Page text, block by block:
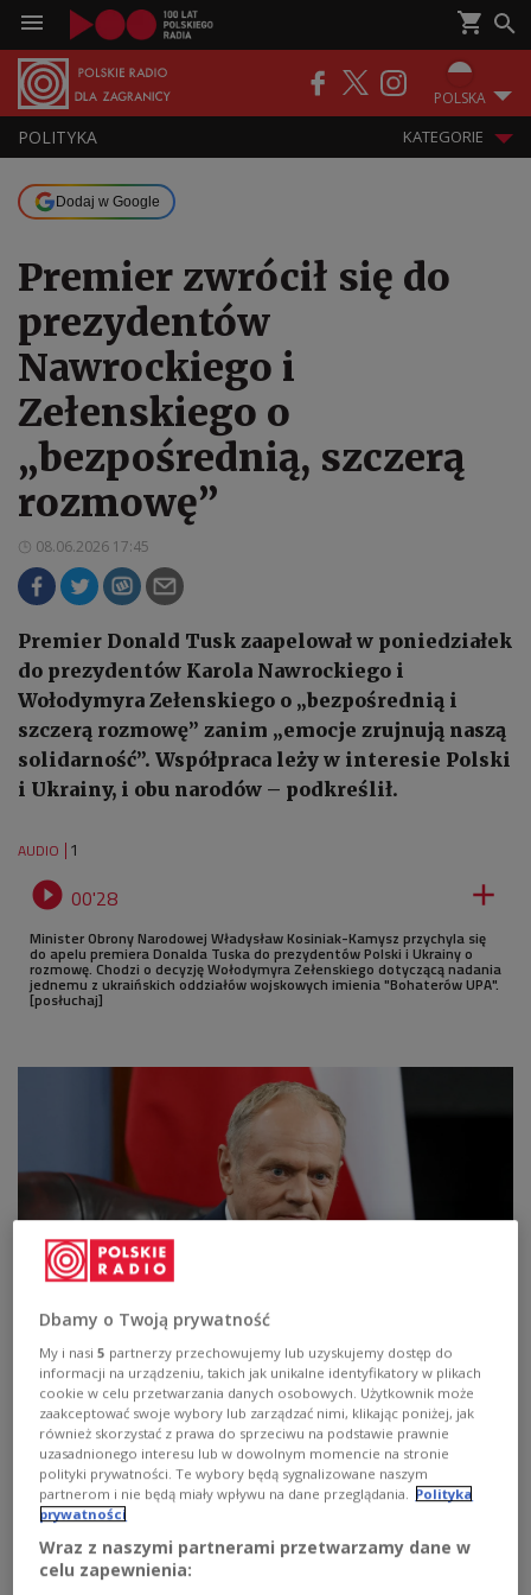
POLSKA
POLITYKA KATEGORIE
Dodaj w Google
Premier zwrócił się do
prezydentów
Nawrockiego i
Zełenskiego o
„bezpośrednią, szczerą
rozmowę”
08.06.2026 17:45
Premier Donald Tusk zaapelował w poniedziałek
do prezydentów Karola Nawrockiego i
Wołodymyra Zełenskiego o „bezpośrednią i
szczerą rozmowę” zanim „emocje zrujnują naszą
solidarność”. Współpraca leży w interesie Polski
i Ukrainy, i obu narodów – podkreślił.
AUDIO 1
 00'28 
Minister Obrony Narodowej Władysław Kosiniak-Kamysz przychyla się
do apelu premiera Donalda Tuska do prezydentów Polski i Ukrainy o
rozmowę. Chodzi o decyzję Wołodymyra Zełenskiego dotyczącą nadania
jednemu z ukraińskich oddziałów wojskowych imienia "Bohaterów UPA".
[posłuchaj]
Donald Tusk fot. Reuters
Po tym, gdy pod koniec maja prezydent Ukrainy
nadał imię „Bohaterów UPA” jednej z jednostek
wojskowych swojego kraju, na poniedziałek
zwołane zostało posiedzenie Kapituły Orderu Orła
Białego, by m.in. zająć się propozycją prezydenta
Nawrockiego odebrania tego Orderu Zełenskiemu.
Dbamy o Twoją prywatność
My i nasi5 partnerzy przechowujemy lub uzyskujemy dostęp do
informacji na urządzeniu, takich jak unikalne identyfikatory w plikach
cookie w celu przetwarzania danych osobowych. Użytkownik może
zaakceptować swoje wybory lub zarządzać nimi, klikając poniżej, jak
również skorzystać z prawa do sprzeciwu na podstawie prawnie
uzasadnionego interesu lub w dowolnym momencie na stronie
polityki prywatności. Te wybory będą sygnalizowane naszym
partnerom i nie będą miały wpływu na dane przeglądania.
Polityka
prywatności
Wraz z naszymi partnerami przetwarzamy dane w
celu zapewnienia: